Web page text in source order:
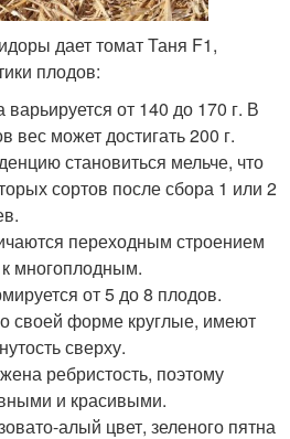
дает томат Таня F1,
плодов:
от 140 до 170 г. В
вес может достигать 200 г.
становиться мельче, что
сортов после сбора 1 или 2
переходным строением
многоплодным.
от 5 до 8 плодов.
своей форме круглые, имеют
сверху.
ребристость, поэтому
и красивыми.
алый цвет, зеленого пятна